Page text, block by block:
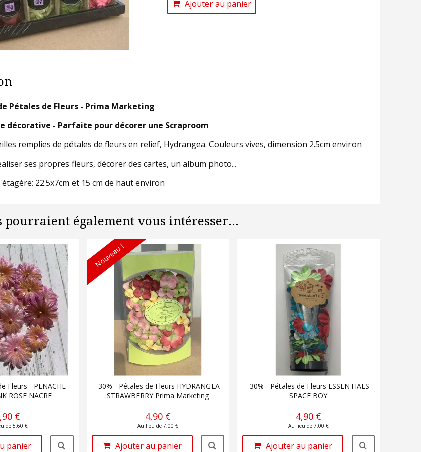
Ajouter au panier
Pétales de Fleurs - Prima Marketing
décorative - Parfaite pour décorer une Scraproom
remplies de pétales de fleurs en relief, Hydrangea. Couleurs vives, dimension 2.5cm environ
ses propres fleurs, décorer des cartes, un album photo...
22.5x7cm et 15 cm de haut environ
pourraient également vous intéresser...
Fleurs - PENACHE
ROSE NACRE
€
de 5,60 €
panier
Nouveau !
-30% - Pétales de Fleurs HYDRANGEA
STRAWBERRY Prima Marketing
4,90 €
Au lieu de 7,00 €
Ajouter au panier
-30% - Pétales de Fleurs ESSENTIALS
SPACE BOY
4,90 €
Au lieu de 7,00 €
Ajouter au panier